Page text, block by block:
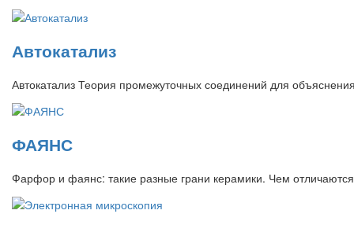
Автокатализ
Автокатализ Теория промежуточных соединений для
ФАЯНС
Фарфор и фаянс: такие разные грани керамики. Чем